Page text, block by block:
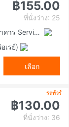
฿155.00
ที่นั่งว่าง: 25
จุดจอดท่าอากาศยานดอนเมือง (อาคาร Service Hall)
เรย์)
เลือก
รถทัวร์
฿130.00
ที่นั่งว่าง: 36